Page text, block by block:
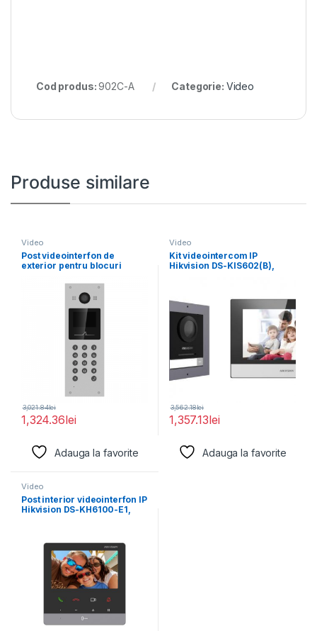
Cod produs:902C-A Categorie: Video
Produse similare
Video
Post videointerfon de
exterior pentru blocuri
monitor LCD
1,324.36lei
3,021.84lei
Adauga la favorite
Video
Kit videointercom IP
Hikvision DS-KIS602(B),
1,357.13lei
3,562.18lei
Adauga la favorite
Video
Post interior videointerfon IP
Hikvision DS-KH6100-E1,